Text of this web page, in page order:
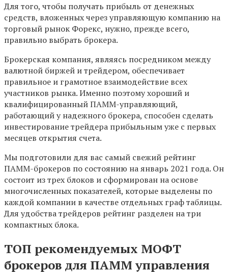
Для того, чтобы получать прибыль от денежных
средств, вложенных через управляющую компанию на
торговый рынок Форекс, нужно, прежде всего,
правильно выбрать брокера.
Брокерская компания, являясь посредником между
валютной биржей и трейдером, обеспечивает
правильное и грамотное взаимодействие всех
участников рынка. Именно поэтому хороший и
квалифицированный ПАММ-управляющий,
работающий у надежного брокера, способен сделать
инвестирование трейдера прибыльным уже с первых
месяцев открытия счета.
Мы подготовили для вас самый свежий рейтинг
ПАММ-брокеров по состоянию на январь 2021 года. Он
состоит из трех блоков и сформирован на основе
многочисленных показателей, которые выделены по
каждой компании в качестве отдельных граф таблицы.
Для удобства трейдеров рейтинг разделен на три
компактных блока.
ТОП рекомендуемых МОФТ
брокеров для ПАММ управления